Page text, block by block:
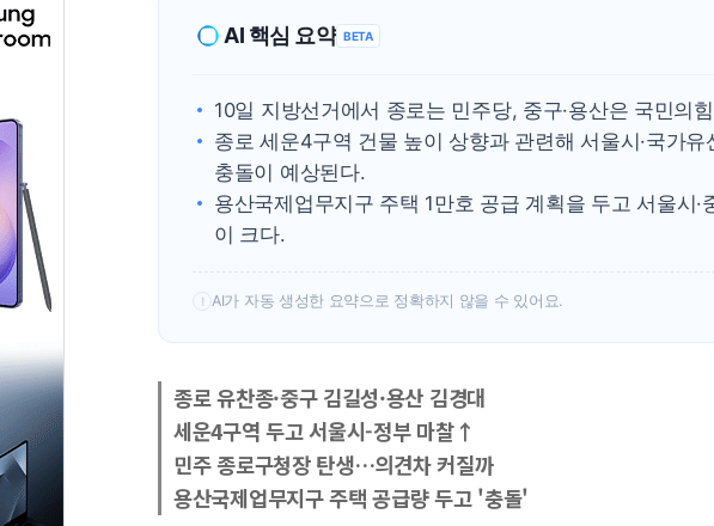
AI 핵심 요약 BETA
10일 지방선거에서 종로는 민주당, 중구·용산은 국민의
종로 세운4구역 건물 높이 상향과 관련해 서울시·국가
충돌이 예상된다.
용산국제업무지구 주택 1만호 공급 계획을 두고 서울시·
이 크다.
! AI가 자동 생성한 요약으로 정확하지 않을 수 있어요.
종로 유찬종·중구 김길성·용산 김경대
세운4구역 두고 서울시-정부 마찰↑
민주 종로구청장 탄생…의견차 커질까
용산국제업무지구 주택 공급량 두고 '충돌'